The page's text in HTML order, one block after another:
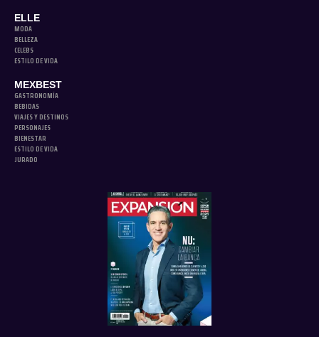
ELLE
MODA
BELLEZA
CELEBS
ESTILO DE VIDA
MEXBEST
GASTRONOMÍA
BEBIDAS
VIAJES Y DESTINOS
PERSONAJES
BIENESTAR
ESTILO DE VIDA
JURADO